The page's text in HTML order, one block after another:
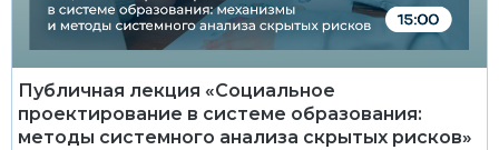
Публичная лекция «Социальное
проектирование в системе образования:
методы системного анализа скрытых рисков»